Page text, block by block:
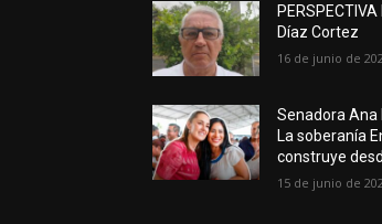
Díaz Cortez
16 de junio de
Senadora Ana
La soberanía
construye
15 de junio de